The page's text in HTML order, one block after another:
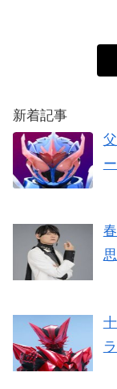
新着記事